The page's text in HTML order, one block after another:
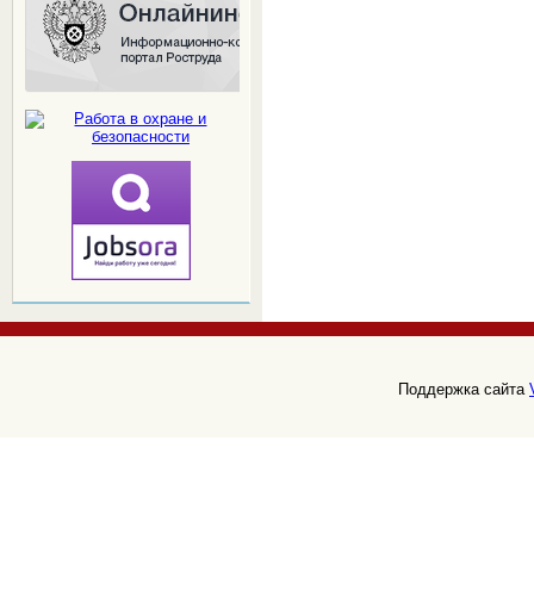
Поддержка сайта